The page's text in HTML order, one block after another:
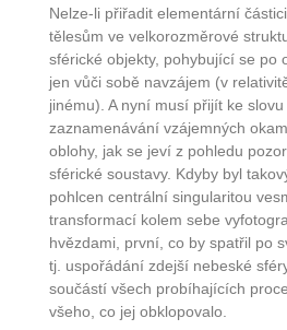
Nelze-li přiřadit elementární
tělesům ve velkorozměrové
sférické objekty, pohybující se po
jen vůči sobě navzájem (v
jinému). A nyní musí přijít ke
zaznamenávání vzájemných
oblohy, jak se jeví z pohledu
sférické soustavy. Kdyby byl
pohlcen centrální singularitou
transformací kolem sebe
hvězdami, první, co by spatřil po
tj. uspořádání zdejší nebeské
součástí všech probíhajících
všeho, co jej obklopovalo.